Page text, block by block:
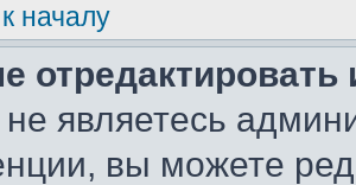
началу
являетесь
вы можете